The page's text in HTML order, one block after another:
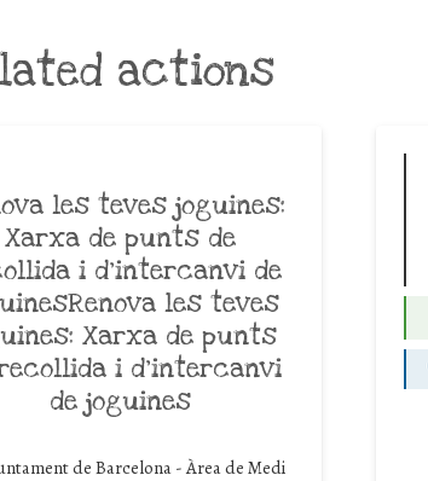
actions
les teves joguines:
Xarxa de punts de
i d’intercanvi de
les teves
Xarxa de punts
i d’intercanvi
de joguines
de Barcelona - Àrea de Medi